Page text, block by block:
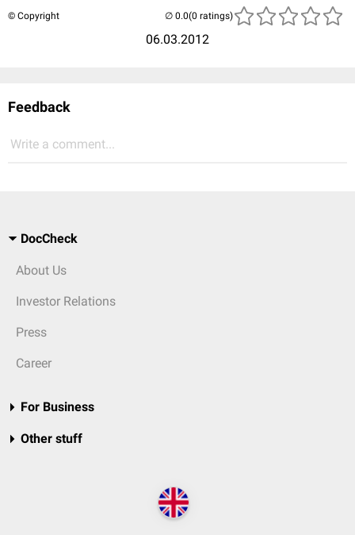
© Copyright
06.03.2012
(0 ratings)
Feedback
Write a comment...
DocCheck
About Us
Investor Relations
Press
Career
For Business
Other stuff